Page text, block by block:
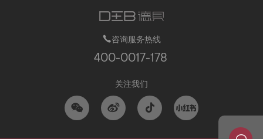
咨询服务热线
400-0017-178
关注我们